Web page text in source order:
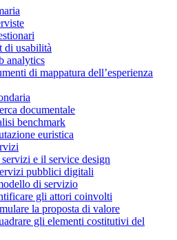
di usabilità
analytics
di mappatura dell’esperienza
documentale
benchmark
euristica
e il service design
pubblici digitali
di servizio
gli attori coinvolti
la proposta di valore
gli elementi costitutivi del